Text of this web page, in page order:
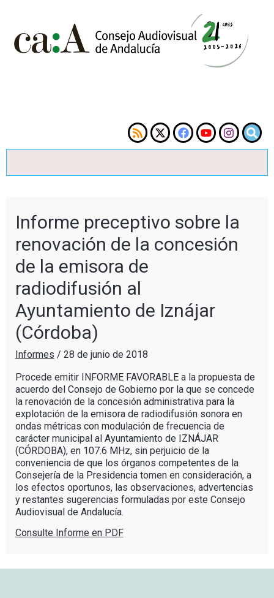
Informe preceptivo sobre la
renovación de la concesión
de la emisora de
radiodifusión al
Ayuntamiento de Iznájar
(Córdoba)
Informes / 28 de junio de 2018
Procede emitir INFORME FAVORABLE a la propuesta de
acuerdo del Consejo de Gobierno por la que se concede
la renovación de la concesión administrativa para la
explotación de la emisora de radiodifusión sonora en
ondas métricas con modulación de frecuencia de
carácter municipal al Ayuntamiento de IZNÁJAR
(CÓRDOBA), en 107.6 MHz, sin perjuicio de la
conveniencia de que los órganos competentes de la
Consejería de la Presidencia tomen en consideración, a
los efectos oportunos, las observaciones, advertencias
y restantes sugerencias formuladas por este Consejo
Audiovisual de Andalucía.
Consulte Informe en PDF